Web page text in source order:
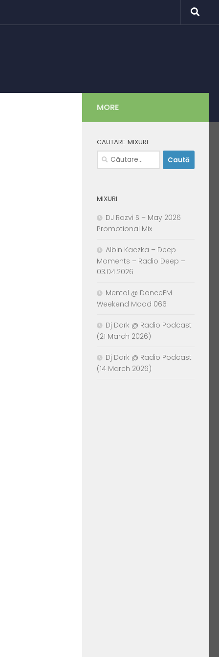
MORE
CAUTARE MIXURI
Caută
după:
MIXURI
DJ Razvi S – May 2026
Promotional Mix
Albin Kaczka – Deep
Moments – Radio Deep –
03.04.2026
Mentol @ DanceFM
Weekend Mood 066
Dj Dark @ Radio Podcast
(21 March 2026)
Dj Dark @ Radio Podcast
(14 March 2026)